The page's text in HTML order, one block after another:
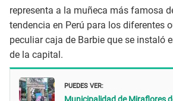
representa a la muñeca más famosa
tendencia en Perú para los diferentes
peculiar caja de Barbie que se instaló
de la capital.
PUEDES VER: